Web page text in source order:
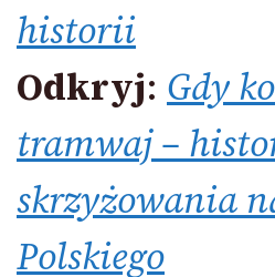
historii
Odkryj: Gdy
tramwaj –
skrzyżowania
Polskiego